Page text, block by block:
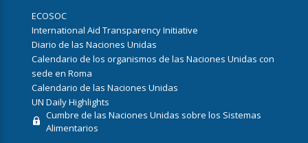
ECOSOC
International Aid Transparency Initiative
Diario de las Naciones Unidas
Calendario de los organismos de las Naciones Unidas con
sede en Roma
Calendario de las Naciones Unidas
UN Daily Highlights
Cumbre de las Naciones Unidas sobre los Sistemas
Alimentarios